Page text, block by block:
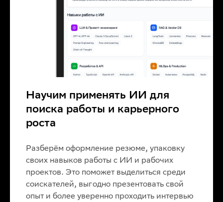
Научим применять ИИ для
поиска работы и карьерного
роста
Разберём оформление резюме, упаковку
своих навыков работы с ИИ и рабочих
проектов. Это поможет выделиться среди
соискателей, выгодно презентовать свой
опыт и более уверенно проходить интервью